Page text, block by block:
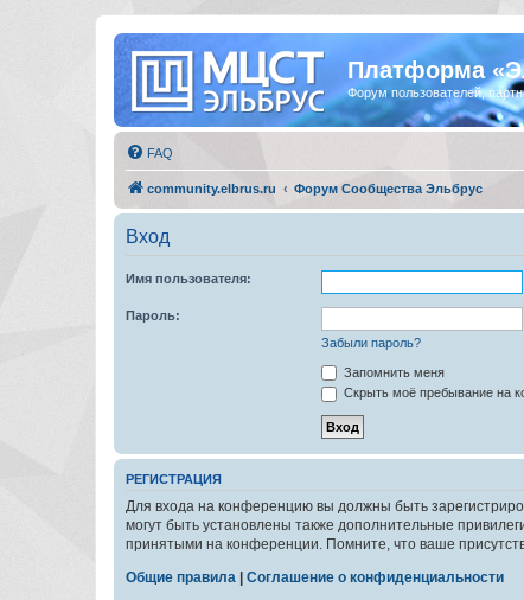
Платформа
Форум пользователей,
FAQ
community.elbrus.ru Форум Сообщества Эльбрус
Вход
Имя пользователя:
Пароль:
Забыли пароль?
Запомнить меня
Скрыть моё пребывание на
РЕГИСТРАЦИЯ
Для входа на конференцию вы должны быть
могут быть установлены также дополнительные
принятыми на конференции. Помните, что ваше
Общие правила
Соглашение о конфиденциальности